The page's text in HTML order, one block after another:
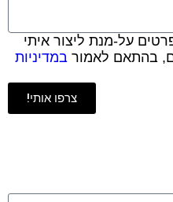
על-מנת ליצור איתי
בהתאם לאמור במדיניות
צרפו אותי!